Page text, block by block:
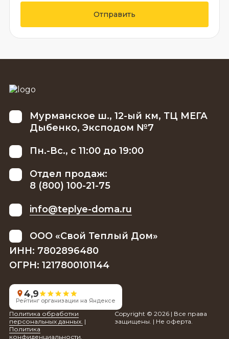
Отправить
Мурманское ш., 12-ый км, ТЦ МЕГА
Дыбенко, Эксподом №7
Пн.-Вс., с 11:00 до 19:00
Отдел продаж:
8 (800) 100-21-75
info@teplye-doma.ru
ООО «Свой Теплый Дом»
ИНН: 7802896480
ОГРН: 1217800101144
4,9
Рейтинг организации на Яндексе
Copyright © 2026 | Все права
защищены. | Не оферта.
Политика обработки
персональных данных. |
Политика
конфиденциальности.